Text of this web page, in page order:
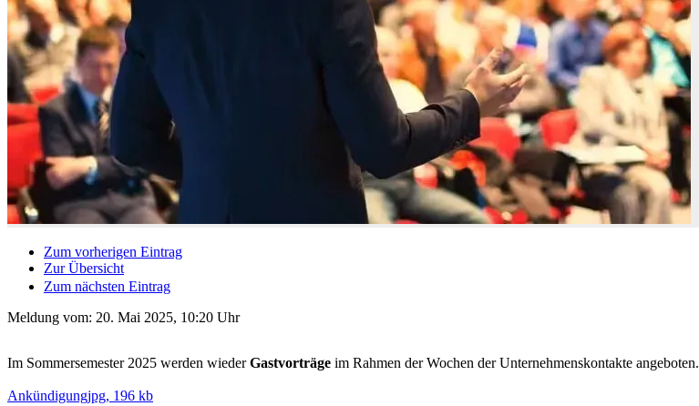
Zum vorherigen Eintrag
Zur Übersicht
Zum nächsten Eintrag
Meldung vom: 20. Mai 2025, 10:20 Uhr
Im Sommersemester 2025 werden wiederGastvorträge im Rahmen der Wochen der Unternehmenskontakte angeboten.
Ankündigungjpg, 196 kb